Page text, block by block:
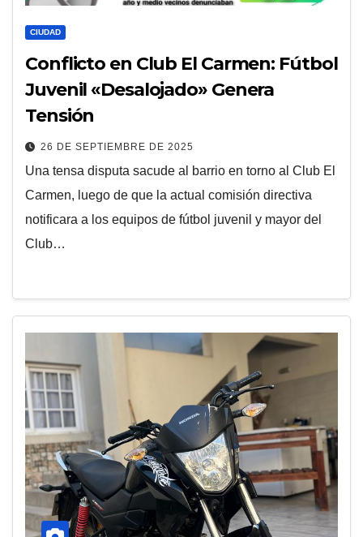
CIUDAD
Conflicto en Club El Carmen: Fútbol
Juvenil «Desalojado» Genera
Tensión
26 DE SEPTIEMBRE DE 2025
Una tensa disputa sacude al barrio en torno al Club El
Carmen, luego de que la actual comisión directiva
notificara a los equipos de fútbol juvenil y mayor del
Club…